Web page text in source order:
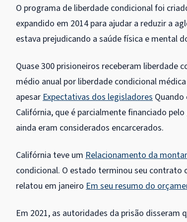
O programa de liberdade condicional foi
expandido em 2014 para ajudar a reduzir a
estava prejudicando a saúde física e mental
Quase 300 prisioneiros receberam liberdade
médio anual por liberdade condicional
apesarExpectativas dos legisladores
Califórnia, que é parcialmente financiado
ainda eram considerados encarcerados.
Califórnia teve um Relacionamento da
condicional. O estado terminou seu contrato
relatou em janeiro Em seu resumo do
Em 2021, as autoridades da prisão disseram